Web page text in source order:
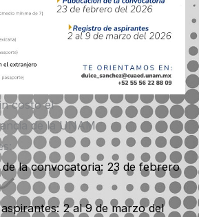
costo el
de la UNAM
la convocatoria: 23 de febrero
2 al 9 de marzo del